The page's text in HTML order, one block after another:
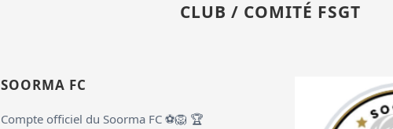
CLUB / COMITÉ FSGT
SOORMA FC
Compte officiel du Soorma FC ⚽️🦁 🏆